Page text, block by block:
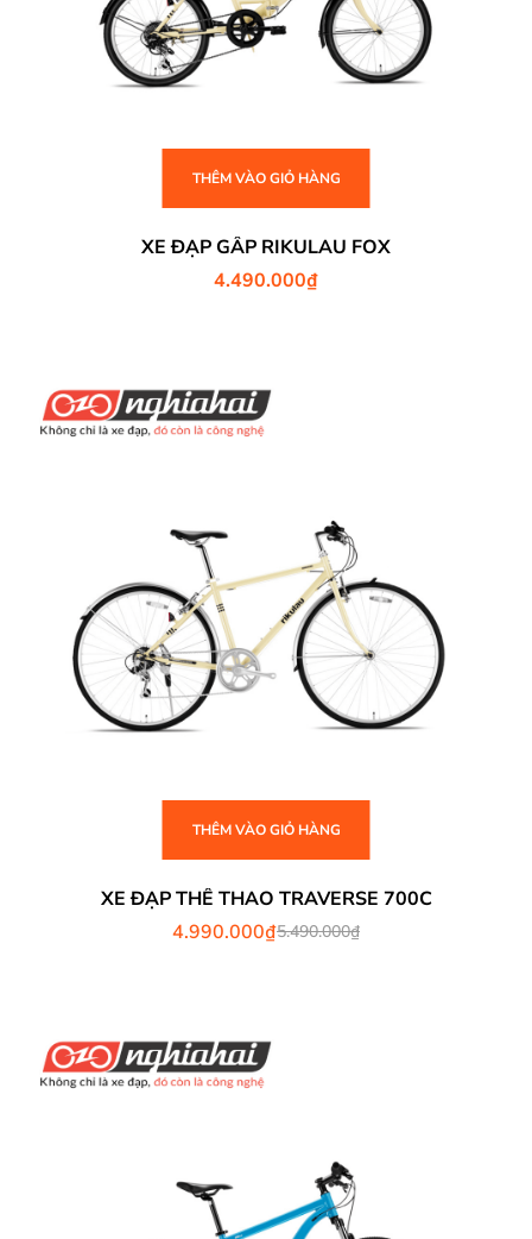
THÊM VÀO GIỎ HÀNG
XE ĐẠP GẤP RIKULAU FOX
4.490.000₫
THÊM VÀO GIỎ HÀNG
XE ĐẠP THỂ THAO TRAVERSE 700C
5.490.000₫
4.990.000₫